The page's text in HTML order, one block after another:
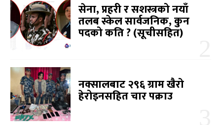
सेना, प्रहरी र सशस्त्रको नयाँ
तलब स्केल सार्वजनिक, कुन
पदको कति ? (सूचीसहित)
नक्सालबाट २९६ ग्राम खैरो
हेरोइनसहित चार पक्राउ